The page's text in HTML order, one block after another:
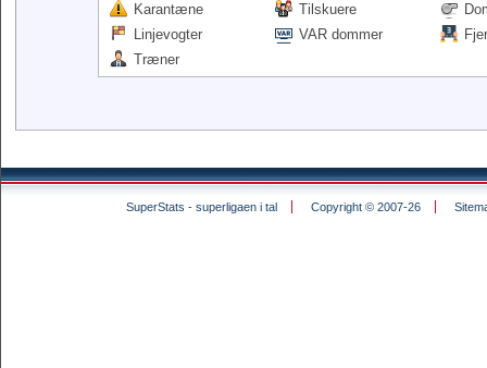
Karantæne
Tilskuere
Linjevogter
VAR dommer
Træner
SuperStats - superligaen i tal Copyright © 2007-26